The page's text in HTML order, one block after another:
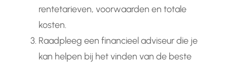
rentetarieven, voorwaarden en totale
kosten.
Raadpleeg een financieel adviseur die je
kan helpen bij het vinden van de beste